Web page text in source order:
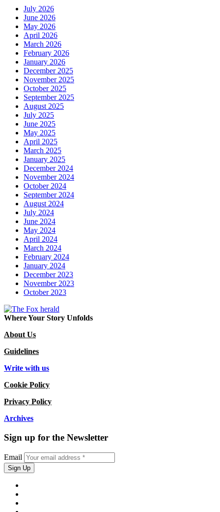
July 2026
June 2026
May 2026
April 2026
March 2026
February 2026
January 2026
December 2025
November 2025
October 2025
September 2025
August 2025
July 2025
June 2025
May 2025
April 2025
March 2025
January 2025
December 2024
November 2024
October 2024
September 2024
August 2024
July 2024
June 2024
May 2024
April 2024
March 2024
February 2024
January 2024
December 2023
November 2023
October 2023
Where Your Story Unfolds
About Us
Guidelines
Write with us
Cookie Policy
Privacy Policy
Archives
Sign up for the Newsletter
Email